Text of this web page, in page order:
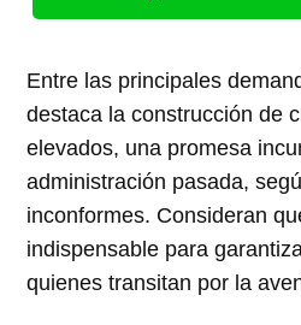
Entre las principales
destaca la construcción de
elevados, una promesa
administración pasada,
inconformes. Consideran
indispensable para
quienes transitan por la